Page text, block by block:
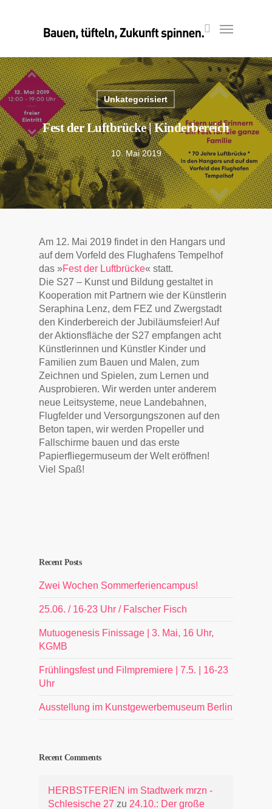
search
Menu
Unkategorisiert
Fest der Luftbrücke | Kinderbereich
10. Mai 2019
Am 12. Mai 2019 findet in den Hangars und
auf dem Vorfeld des Flughafens Tempelhof
das »Fest der Luftbrücke« statt.
Die S27 – Kunst und Bildung gestaltet in
Kooperation mit Partnern wie der Künstlerin
Seraphina Lenz, dem FEZ und Zwergstadt
den Kinderbereich der Jubiläumsfeier! Auf
der Aktionsfläche der S27 empfangen acht
Künstlerinnen und Künstler Kinder und
Familien zum Bauen und Malen, zum
Zeichnen und Spielen, zum Lernen und
Ausprobieren. Wir werden unter anderem
neue Leitsysteme, neue Landebahnen,
Flugfelder und Versorgungszonen auf den
Beton tapen, wir werden Propeller und
Fallschirme bauen und das erste
Papierfliegermuseum der Welt eröffnen!
Viel Spaß!
Recent Posts
Zwei Wochen Sommerferiencampus!
25.06. / 16-23 Uhr / Falscher Fisch
Mutuogenesis Finissage | 3. Mai, 16 Uhr,
KGMB
Frühlingsfest und Filmpremiere | 7.5. | 16-23
Uhr
Ausstellung im Kunstgewerbemuseum Berlin
Recent Comments
HERBSTFERIEN im Stadtwerk mrzn -
Schlesische 27 zu 24.10.: Der große